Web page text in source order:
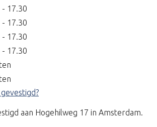
- 17.30
- 17.30
- 17.30
- 17.30
aan Hogehilweg 17 in Amsterdam.